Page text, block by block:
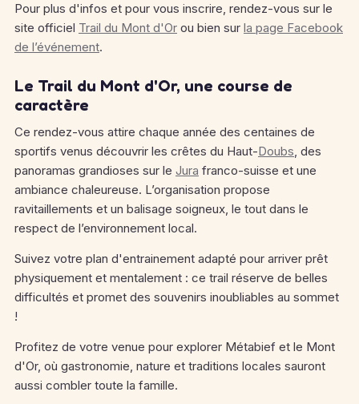
Pour plus d'infos et pour vous inscrire, rendez-vous sur le
site officiel Trail du Mont d'Or ou bien sur la page Facebook
de l’événement.
Le Trail du Mont d'Or, une course de
caractère
Ce rendez-vous attire chaque année des centaines de
sportifs venus découvrir les crêtes du Haut-Doubs, des
panoramas grandioses sur le Jura franco-suisse et une
ambiance chaleureuse. L’organisation propose
ravitaillements et un balisage soigneux, le tout dans le
respect de l’environnement local.
Suivez votre plan d'entrainement adapté pour arriver prêt
physiquement et mentalement : ce trail réserve de belles
difficultés et promet des souvenirs inoubliables au sommet
!
Profitez de votre venue pour explorer Métabief et le Mont
d'Or, où gastronomie, nature et traditions locales sauront
aussi combler toute la famille.